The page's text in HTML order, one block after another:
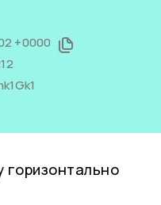
+0000
горизонтально